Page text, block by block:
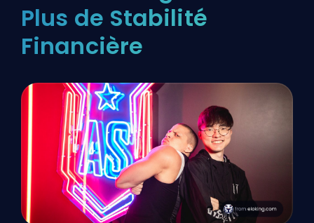
Plus de Stabilité
Financière